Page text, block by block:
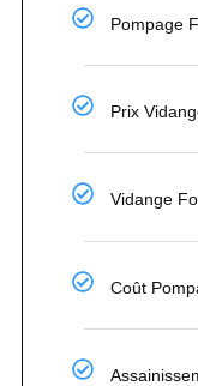
Pompage
Prix
Vidange
Coût